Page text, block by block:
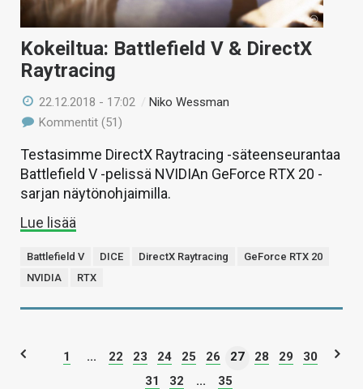
Kokeiltua: Battlefield V & DirectX
Raytracing
22.12.2018 - 17:02 /Niko Wessman
Kommentit (51)
Testasimme DirectX Raytracing -säteenseurantaa
Battlefield V -pelissä NVIDIAn GeForce RTX 20 -
sarjan näytönohjaimilla.
Lue lisää
Battlefield V DICE DirectX Raytracing
GeForce RTX 20
NVIDIA
RTX
1 ... 22 23 24 25 26 27 28 29
30
31
32 ... 35